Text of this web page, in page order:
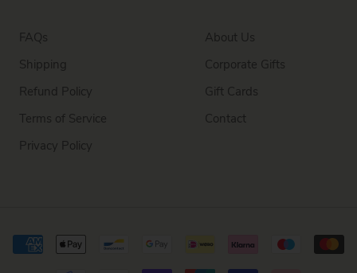
FAQs
Shipping
Refund Policy
Terms of Service
Privacy Policy
About Us
Corporate Gifts
Gift Cards
Contact